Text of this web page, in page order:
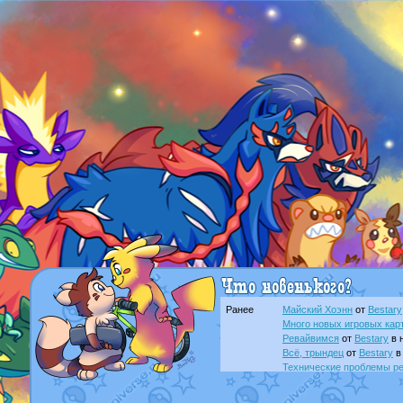
Ранее Майский Хоэнн от Bestary
Много новых игровых
Ревайвимся от Bestary в
Всё, трындец от Bestary в
Технические проблемы
доброе утро славяне
Йолда и Мимикью